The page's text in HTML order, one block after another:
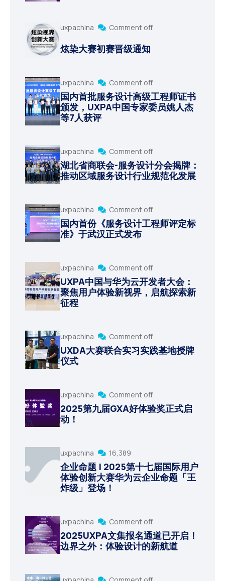
uxpachina Comment off
炫染大赛初赛晋级通知
uxpachina Comment off
国内首批服务设计高级工程师证书
颁发，UXPA中国专家委员姚人杰
等7人获评
uxpachina Comment off
湖北省商联会-服务设计分会揭牌：
推动区域服务设计行业规范化发展
uxpachina Comment off
国内首份《服务设计工程师评定标
准》于武汉正式发布
uxpachina Comment off
UXPA中国与华为云开发者大会：
聚焦用户体验新视界，启航探索新
征程
uxpachina Comment off
UXDA大赛联合实习实践基地授牌
仪式
uxpachina Comment off
2025第九届GXA好体验奖正式启
动！
uxpachina 16,389
企业命题 | 2025第十七届国际用户
体验创新大赛华为云企业命题「王
炸级」登场！
uxpachina Comment off
2025UXPA文集报名通道已开启！
边界之外：体验设计的新航道